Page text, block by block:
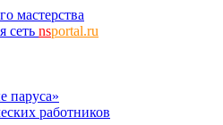
мастерства
сеть nsportal.ru
паруса»
работников